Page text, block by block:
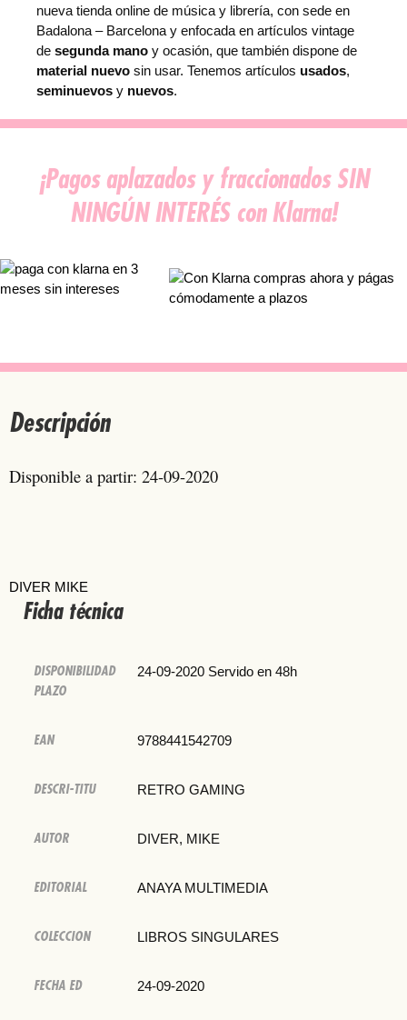
nueva tienda online de música y librería, con sede en
Badalona – Barcelona y enfocada en artículos vintage
de segunda mano y ocasión, que también dispone de
material nuevo sin usar. Tenemos artículos usados,
seminuevos y nuevos.
¡Pagos aplazados y fraccionados SIN
NINGÚN INTERÉS con Klarna!
Descripción
Disponible a partir: 24-09-2020
DIVER MIKE
Ficha técnica
DISPONIBILIDAD
PLAZO
24-09-2020 Servido en 48h
EAN 9788441542709
DESCRI-TITU RETRO GAMING
AUTOR DIVER, MIKE
EDITORIAL ANAYA MULTIMEDIA
COLECCION LIBROS SINGULARES
FECHA ED 24-09-2020